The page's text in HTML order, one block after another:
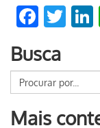
Busca
Mais